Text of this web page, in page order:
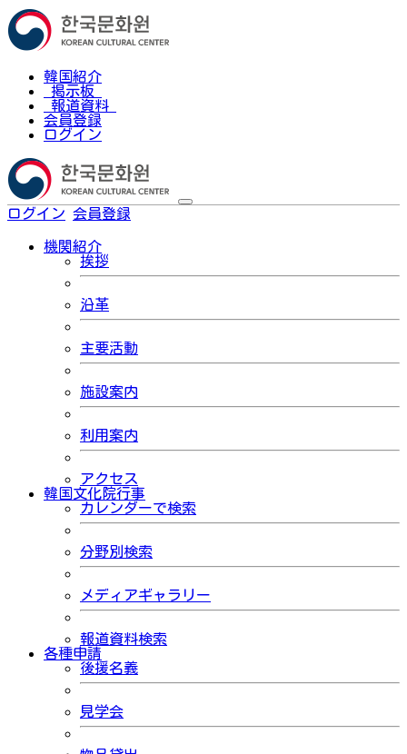
韓国紹介
掲示板
報道資料
会員登録
ログイン
ログイン 会員登録
機関紹介
挨拶
沿革
主要活動
施設案内
利用案内
アクセス
韓国文化院行事
カレンダーで検索
分野別検索
メディアギャラリー
報道資料検索
各種申請
後援名義
見学会